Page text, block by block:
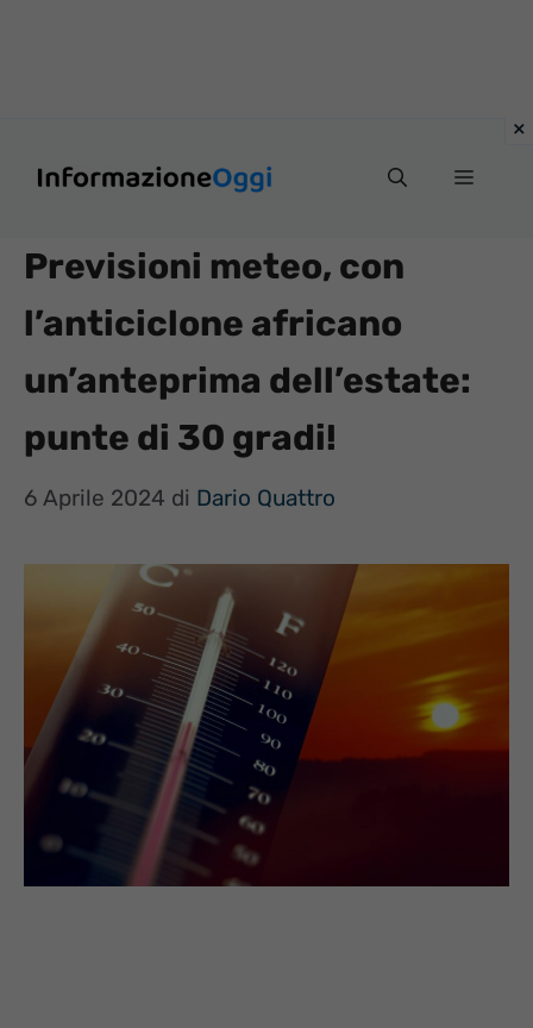
Menu
Previsioni meteo, con
l’anticiclone africano
un’anteprima dell’estate:
punte di 30 gradi!
6 Aprile 2024 di Dario Quattro